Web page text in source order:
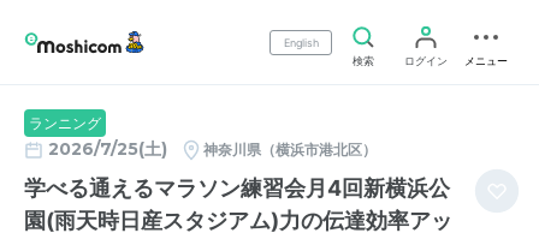
English
検索
ログイン メニュー
ランニング
2026/7/25(土) 神奈川県（横浜市港北区）
学べる通えるマラソン練習会月4回新横浜公
園(雨天時日産スタジアム)力の伝達効率アッ